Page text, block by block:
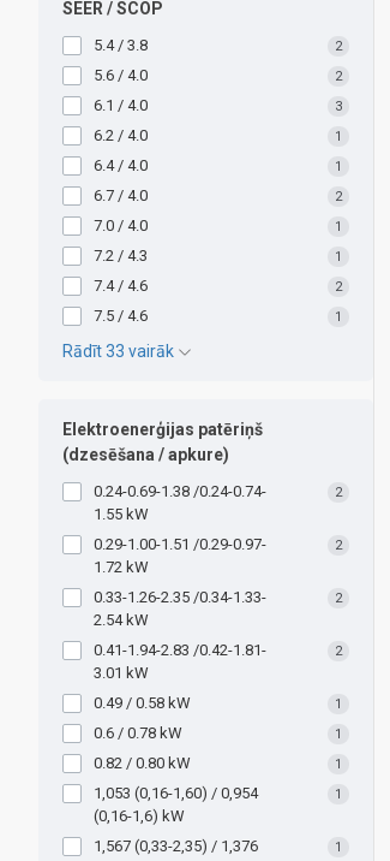
SEER / SCOP
5.4 / 3.8 2
5.6 / 4.0 2
6.1 / 4.0 3
6.2 / 4.0 1
6.4 / 4.0 1
6.7 / 4.0 2
7.0 / 4.0 1
7.2 / 4.3 1
7.4 / 4.6 2
7.5 / 4.6 1
Rādīt 33 vairāk
Elektroenerģijas patēriņš
(dzesēšana / apkure)
0.24-0.69-1.38 /0.24-0.74-
1.55 kW
2
0.29-1.00-1.51 /0.29-0.97-
1.72 kW
2
0.33-1.26-2.35 /0.34-1.33-
2.54 kW
2
0.41-1.94-2.83 /0.42-1.81-
3.01 kW
2
0.49 / 0.58 kW 1
0.6 / 0.78 kW 1
0.82 / 0.80 kW 1
1,053 (0,16-1,60) / 0,954
(0,16-1,6) kW
1
1,567 (0,33-2,35) / 1,376
1